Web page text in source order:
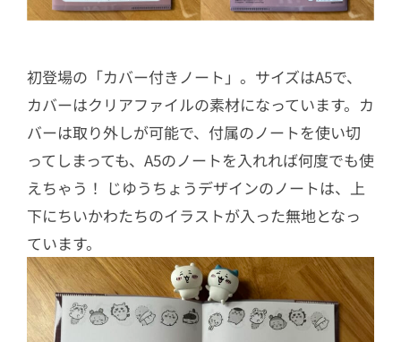
初登場の「カバー付きノート」。サイズはA5で、
カバーはクリアファイルの素材になっています。カ
バーは取り外しが可能で、付属のノートを使い切
ってしまっても、A5のノートを入れれば何度でも使
えちゃう！ じゆうちょうデザインのノートは、上
下にちいかわたちのイラストが入った無地となっ
ています。